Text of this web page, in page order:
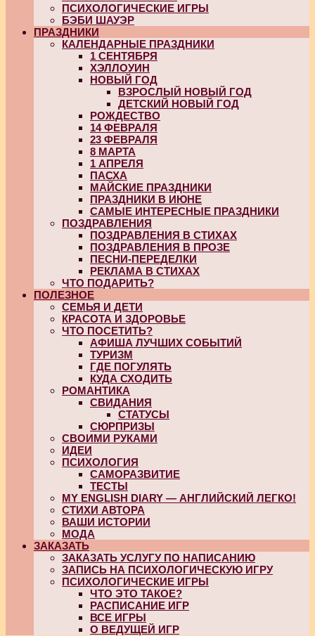
ПСИХОЛОГИЧЕСКИЕ ИГРЫ
БЭБИ ШАУЭР
ПРАЗДНИКИ
КАЛЕНДАРНЫЕ ПРАЗДНИКИ
1 СЕНТЯБРЯ
ХЭЛЛОУИН
НОВЫЙ ГОД
ВЗРОСЛЫЙ НОВЫЙ ГОД
ДЕТСКИЙ НОВЫЙ ГОД
РОЖДЕСТВО
14 ФЕВРАЛЯ
23 ФЕВРАЛЯ
8 МАРТА
1 АПРЕЛЯ
ПАСХА
МАЙСКИЕ ПРАЗДНИКИ
ПРАЗДНИКИ В ИЮНЕ
САМЫЕ ИНТЕРЕСНЫЕ ПРАЗДНИКИ
ПОЗДРАВЛЕНИЯ
ПОЗДРАВЛЕНИЯ В СТИХАХ
ПОЗДРАВЛЕНИЯ В ПРОЗЕ
ПЕСНИ-ПЕРЕДЕЛКИ
РЕКЛАМА В СТИХАХ
ЧТО ПОДАРИТЬ?
ПОЛЕЗНОЕ
СЕМЬЯ И ДЕТИ
КРАСОТА И ЗДОРОВЬЕ
ЧТО ПОСЕТИТЬ?
АФИША ЛУЧШИХ СОБЫТИЙ
ТУРИЗМ
ГДЕ ПОГУЛЯТЬ
КУДА СХОДИТЬ
РОМАНТИКА
СВИДАНИЯ
СТАТУСЫ
СЮРПРИЗЫ
СВОИМИ РУКАМИ
ИДЕИ
ПСИХОЛОГИЯ
САМОРАЗВИТИЕ
ТЕСТЫ
MY ENGLISH DIARY — АНГЛИЙСКИЙ ЛЕГКО!
СТИХИ АВТОРА
ВАШИ ИСТОРИИ
МОДА
ЗАКАЗАТЬ
ЗАКАЗАТЬ УСЛУГУ ПО НАПИСАНИЮ
ЗАПИСЬ НА ПСИХОЛОГИЧЕСКУЮ ИГРУ
ПСИХОЛОГИЧЕСКИЕ ИГРЫ
ЧТО ЭТО ТАКОЕ?
РАСПИСАНИЕ ИГР
ВСЕ ИГРЫ
О ВЕДУЩЕЙ ИГР